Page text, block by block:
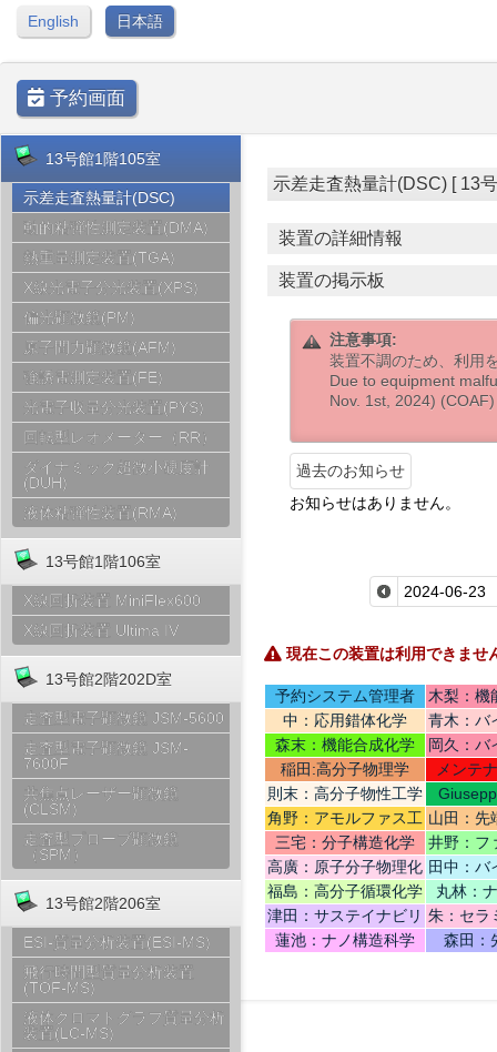
English 日本語
予約画面
13号館1階105室
示差走査熱量計(DSC)
動的粘弾性測定装置(DMA)
熱重量測定装置(TGA)
X線光電子分光装置(XPS)
偏光顕微鏡(PM)
原子間力顕微鏡(AFM)
強誘電測定装置(FE)
光電子収量分光装置(PYS)
回転型レオメーター（RR）
ダイナミック超微小硬度計
(DUH)
液体粘弾性装置(RMA)
13号館1階106室
X線回折装置 MiniFlex600
X線回折装置 Ultima IV
13号館2階202D室
走査型電子顕微鏡 JSM-5600
走査型電子顕微鏡 JSM-
7600F
共焦点レーザー顕微鏡
(CLSM)
走査型プローブ顕微鏡
（SPM）
13号館2階206室
ESI-質量分析装置(ESI-MS)
飛行時間型質量分析装置
(TOF-MS)
液体クロマトグラフ質量分析
装置(LC-MS)
示差走査熱量計(DSC) [ 13
装置の詳細情報
装置の掲示板
注意事項:
装置不調のため、利用
Due to equipment
Nov. 1st, 2024) (COAF)
過去のお知らせ
お知らせはありません。
現在この装置は利用できませ
予約システム管理者
木梨：機
中：応用錯体化学
青木：バ
テリ
森末：機能合成化学
岡久：バ
稲田:高分子物理学
メンテ
則末：高分子物性工学
角野：アモルファス工
学
山田：先
機
三宅：分子構造化学
井野：フ
高廣：原子分子物理化
学
田中：バ
福島：高分子循環化学
丸林：
津田：サステイナビリ
ティデザイン
朱：セラ
蓮池：ナノ構造科学
森田：